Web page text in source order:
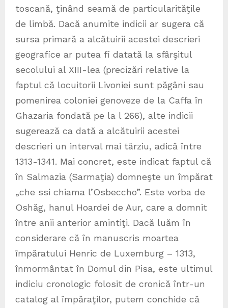
toscană, ţinând seamă de particularităţile
de limbă. Dacă anumite indicii ar sugera că
sursa primară a alcătuirii acestei descrieri
geografice ar putea fi datată la sfârşitul
secolului al XIII-lea (precizări relative la
faptul că locuitorii Livoniei sunt păgâni sau
pomenirea coloniei genoveze de la Caffa în
Ghazaria fondată pe la l 266), alte indicii
sugerează ca dată a alcătuirii acestei
descrieri un interval mai târziu, adică între
1313-1341. Mai concret, este indicat faptul că
în Salmazia (Sarmaţia) domneşte un împărat
„che ssi chiama l’Osbeccho”. Este vorba de
Oshăg, hanul Hoardei de Aur, care a domnit
între anii anterior amintiţi. Dacă luăm în
considerare că în manuscris moartea
împăratului Henric de Luxemburg – 1313,
înmormântat în Domul din Pisa, este ultimul
indiciu cronologic folosit de cronică într-un
catalog al împăraţilor, putem conchide că